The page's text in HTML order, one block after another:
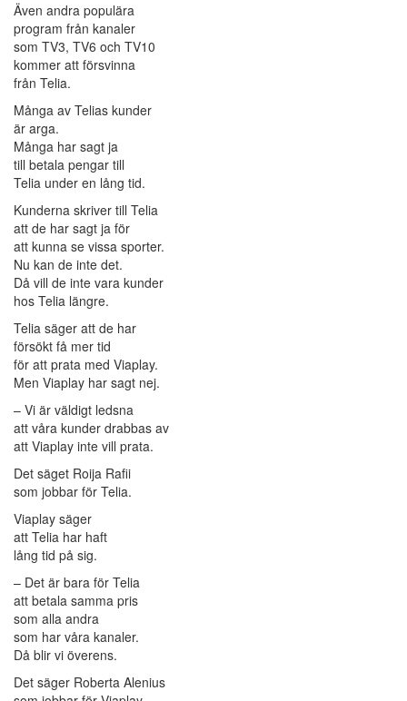
Även andra populära
program från kanaler
som TV3, TV6 och TV10
kommer att försvinna
från Telia.
Många av Telias kunder
är arga.
Många har sagt ja
till betala pengar till
Telia under en lång tid.
Kunderna skriver till Telia
att de har sagt ja för
att kunna se vissa sporter.
Nu kan de inte det.
Då vill de inte vara kunder
hos Telia längre.
Telia säger att de har
försökt få mer tid
för att prata med Viaplay.
Men Viaplay har sagt nej.
– Vi är väldigt ledsna
att våra kunder drabbas av
att Viaplay inte vill prata.
Det säget Roija Rafii
som jobbar för Telia.
Viaplay säger
att Telia har haft
lång tid på sig.
– Det är bara för Telia
att betala samma pris
som alla andra
som har våra kanaler.
Då blir vi överens.
Det säger Roberta Alenius